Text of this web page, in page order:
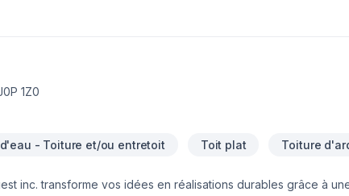
1Z0
- Toiture et/ou entretoit Toit plat Toiture
inc. transforme vos idées en réalisations durables grâce à